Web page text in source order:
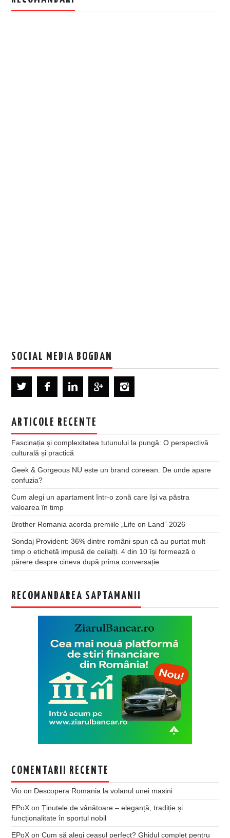
SOCIAL MEDIA BOGDAN
ARTICOLE RECENTE
Fascinația și complexitatea tutunului la pungă: O perspectivă
culturală și practică
Geek & Gorgeous NU este un brand coreean. De unde apare
confuzia?
Cum alegi un apartament într-o zonă care își va păstra
valoarea în timp
Brother Romania acorda premiile „Life on Land” 2026
Sondaj Provident: 36% dintre români spun că au purtat mult
timp o etichetă impusă de ceilalți. 4 din 10 își formează o
părere despre cineva după prima conversație
RECOMANDAREA SAPTAMANII
COMENTARII RECENTE
Vio on Descopera Romania la volanul unei masini
EPoX onȚinutele de vânătoare – eleganță, tradiție și
funcționalitate în sportul nobil
EPoX onCum să alegi ceasul perfect? Ghidul complet pentru